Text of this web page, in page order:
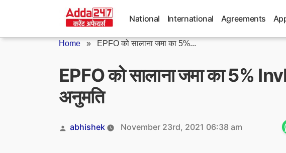
National International Agreements
Home » EPFO को सालाना जमा का 5%...
EPFO को सालाना जमा का 5%
अनुमति
Posted
abhishek November 23rd, 2021 06:38 am